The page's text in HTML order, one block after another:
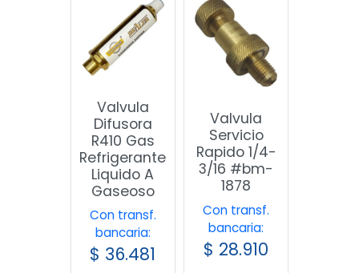
Valvula
Difusora
R410 Gas
Refrigerante
Liquido A
Gaseoso
Con transf.
bancaria:
$ 36.481
Valvula
Servicio
Rapido 1/4-
3/16 #bm-
1878
Con transf.
bancaria:
$ 28.910